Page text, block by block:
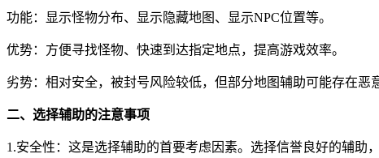
功能：显示怪物分布、显示隐藏地图、显示NPC位置等。
优势：方便寻找怪物、快速到达指定地点，提高游戏效率。
劣势：相对安全，被封号风险较低，但部分地图辅助可能存在恶
二、选择辅助的注意事项
1.安全性：这是选择辅助的首要考虑因素。选择信誉良好的辅